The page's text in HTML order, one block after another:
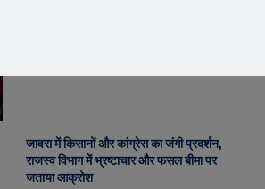
जावरा में किसानों और कांग्रेस का जंगी प्रदर्शन,
राजस्व विभाग में भ्रष्टाचार और फसल बीमा पर
जताया आक्रोश